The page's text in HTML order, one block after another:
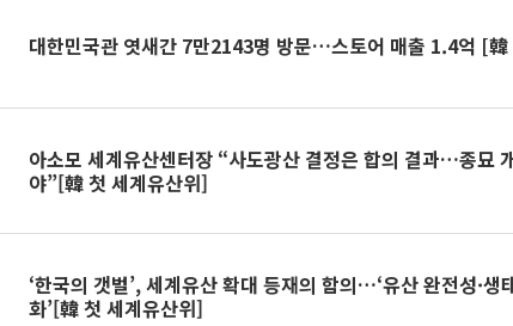
대한민국관 엿새간 7만2143명 방문…스토어 매출 1.4억 [
아소모 세계유산센터장 “사도광산 결정은 합의 결과…종묘
야”[韓 첫 세계유산위]
‘한국의 갯벌’, 세계유산 확대 등재의 함의…‘유산 완전성·생
화’[韓 첫 세계유산위]